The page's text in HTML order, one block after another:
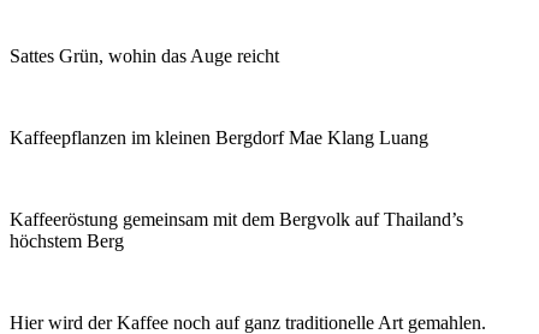
Sattes Grün, wohin das Auge reicht
Kaffeepflanzen im kleinen Bergdorf Mae Klang Luang
Kaffeeröstung gemeinsam mit dem Bergvolk auf Thailand’s
höchstem Berg
Hier wird der Kaffee noch auf ganz traditionelle Art gemahlen.